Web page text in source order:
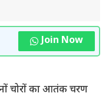
Join Now
चोरों का आतंक चरण